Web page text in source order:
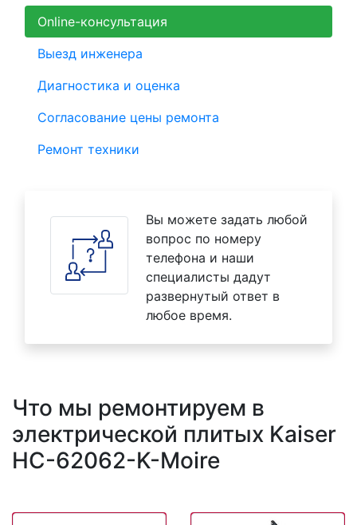
Online-консультация
Выезд инженера
Диагностика и оценка
Согласование цены ремонта
Ремонт техники
Вы можете задать любой
вопрос по номеру
телефона и наши
специалисты дадут
развернутый ответ в
любое время.
Что мы ремонтируем в
электрической плитых Kaiser
HC-62062-K-Moire